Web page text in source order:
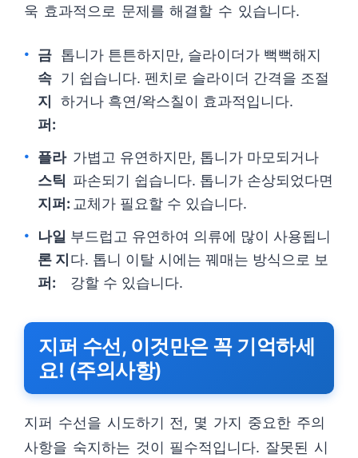
욱 효과적으로 문제를 해결할 수 있습니다.
금
속
지
퍼:
톱니가 튼튼하지만, 슬라이더가 뻑뻑해지
기 쉽습니다. 펜치로 슬라이더 간격을 조절
하거나 흑연/왁스칠이 효과적입니다.
플라
스틱
지퍼:
가볍고 유연하지만, 톱니가 마모되거나
파손되기 쉽습니다. 톱니가 손상되었다면
교체가 필요할 수 있습니다.
나일
론 지
퍼:
부드럽고 유연하여 의류에 많이 사용됩니
다. 톱니 이탈 시에는 꿰매는 방식으로 보
강할 수 있습니다.
지퍼 수선, 이것만은 꼭 기억하세
요! (주의사항)
지퍼 수선을 시도하기 전, 몇 가지 중요한 주의
사항을 숙지하는 것이 필수적입니다. 잘못된 시